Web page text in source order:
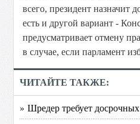
всего, президент назначит
есть и другой вариант -
предусматривает отмену
в случае, если парламент
ЧИТАЙТЕ ТАКЖЕ:
» Шредер требует